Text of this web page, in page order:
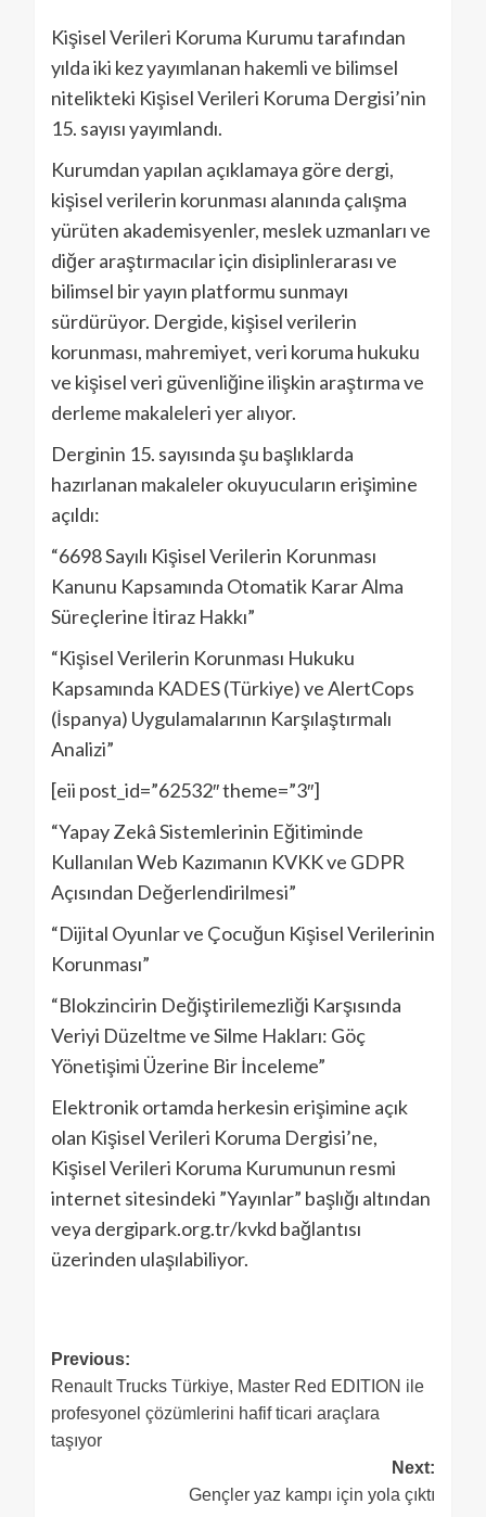
Kişisel Verileri Koruma Kurumu tarafından
yılda iki kez yayımlanan hakemli ve bilimsel
nitelikteki Kişisel Verileri Koruma Dergisi’nin
15. sayısı yayımlandı.
Kurumdan yapılan açıklamaya göre dergi,
kişisel verilerin korunması alanında çalışma
yürüten akademisyenler, meslek uzmanları ve
diğer araştırmacılar için disiplinlerarası ve
bilimsel bir yayın platformu sunmayı
sürdürüyor. Dergide, kişisel verilerin
korunması, mahremiyet, veri koruma hukuku
ve kişisel veri güvenliğine ilişkin araştırma ve
derleme makaleleri yer alıyor.
Derginin 15. sayısında şu başlıklarda
hazırlanan makaleler okuyucuların erişimine
açıldı:
“6698 Sayılı Kişisel Verilerin Korunması
Kanunu Kapsamında Otomatik Karar Alma
Süreçlerine İtiraz Hakkı”
“Kişisel Verilerin Korunması Hukuku
Kapsamında KADES (Türkiye) ve AlertCops
(İspanya) Uygulamalarının Karşılaştırmalı
Analizi”
[eii post_id=”62532″ theme=”3″]
“Yapay Zekâ Sistemlerinin Eğitiminde
Kullanılan Web Kazımanın KVKK ve GDPR
Açısından Değerlendirilmesi”
“Dijital Oyunlar ve Çocuğun Kişisel Verilerinin
Korunması”
“Blokzincirin Değiştirilemezliği Karşısında
Veriyi Düzeltme ve Silme Hakları: Göç
Yönetişimi Üzerine Bir İnceleme”
Elektronik ortamda herkesin erişimine açık
olan Kişisel Verileri Koruma Dergisi’ne,
Kişisel Verileri Koruma Kurumunun resmi
internet sitesindeki ”Yayınlar” başlığı altından
veya dergipark.org.tr/kvkd bağlantısı
üzerinden ulaşılabiliyor.
Previous:
Renault Trucks Türkiye, Master Red EDITION ile
profesyonel çözümlerini hafif ticari araçlara
taşıyor
Next:
Gençler yaz kampı için yola çıktı